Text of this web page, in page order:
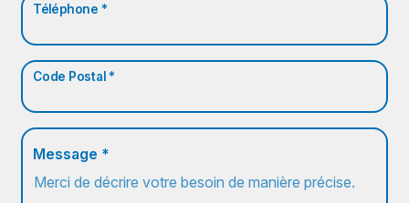
Téléphone *
Code Postal *
Message *